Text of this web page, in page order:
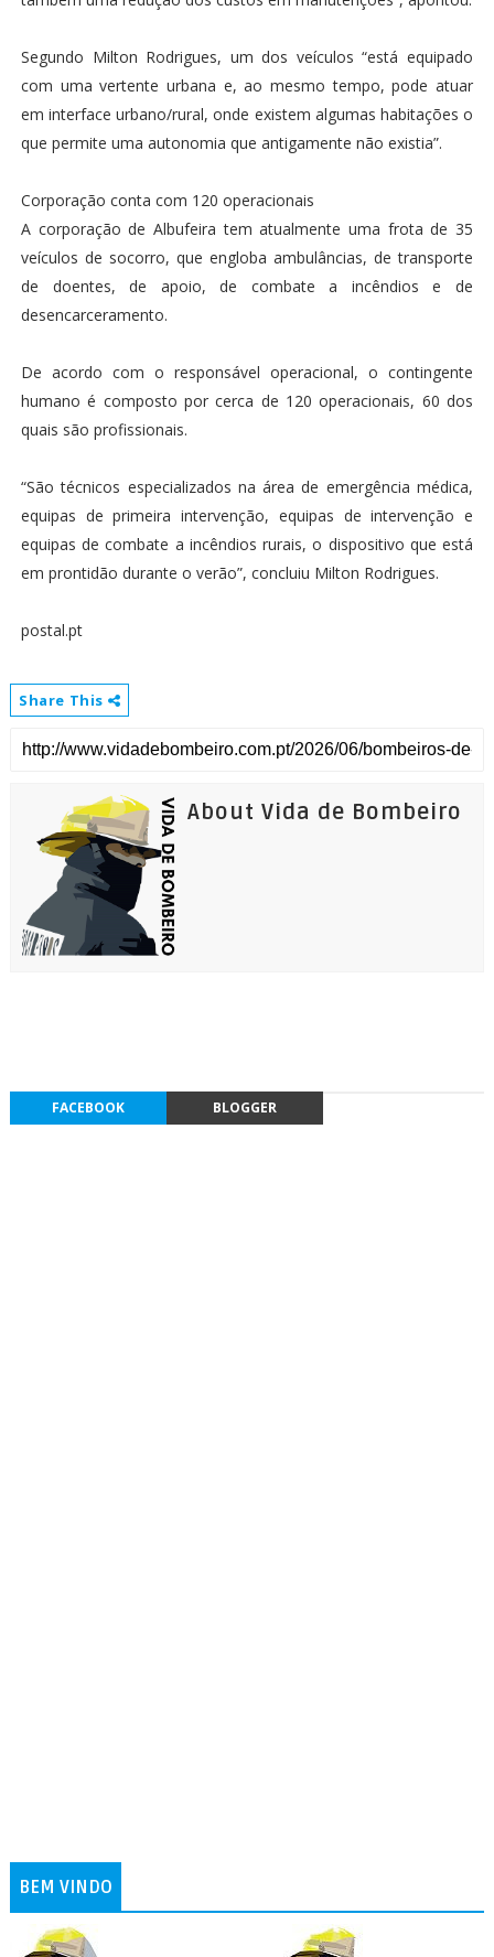
Segundo Milton Rodrigues, um dos veículos “está equipado
com uma vertente urbana e, ao mesmo tempo, pode atuar
em interface urbano/rural, onde existem algumas habitações o
que permite uma autonomia que antigamente não existia”.
Corporação conta com 120 operacionais
A corporação de Albufeira tem atualmente uma frota de 35
veículos de socorro, que engloba ambulâncias, de transporte
de doentes, de apoio, de combate a incêndios e de
desencarceramento.
De acordo com o responsável operacional, o contingente
humano é composto por cerca de 120 operacionais, 60 dos
quais são profissionais.
“São técnicos especializados na área de emergência médica,
equipas de primeira intervenção, equipas de intervenção e
equipas de combate a incêndios rurais, o dispositivo que está
em prontidão durante o verão”, concluiu Milton Rodrigues.
postal.pt
Share This
About Vida de Bombeiro
FACEBOOK BLOGGER
BEM VINDO